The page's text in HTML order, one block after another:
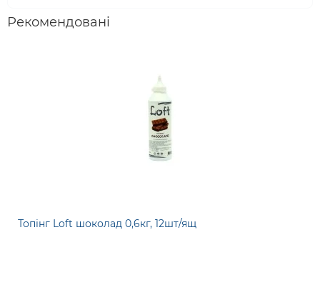
Рекомендовані
Топінг Loft шоколад 0,6кг, 12шт/ящ